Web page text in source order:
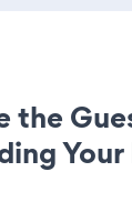
the
Your